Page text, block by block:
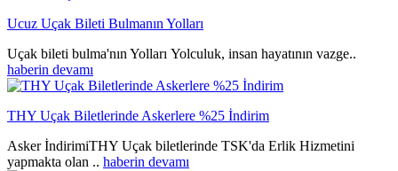
Ucuz Uçak Bileti Bulmanın Yolları
Uçak bileti bulma'nın Yolları Yolculuk, insan hayatının vazge..
haberin devamı
THY Uçak Biletlerinde Askerlere %25 İndirim
Asker İndirimiTHY Uçak biletlerinde TSK'da Erlik Hizmetini
yapmakta olan .. haberin devamı